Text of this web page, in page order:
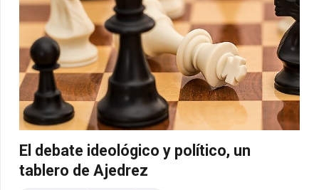
El debate ideológico y político, un
tablero de Ajedrez